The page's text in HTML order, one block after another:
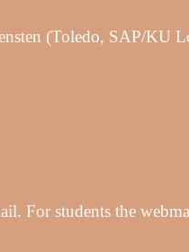
(Toledo, SAP/KU
For students the